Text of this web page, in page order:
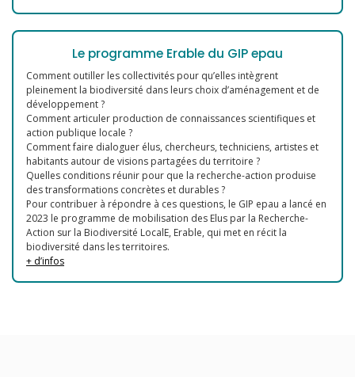
Le programme Erable du GIP epau
Comment outiller les collectivités pour qu’elles intègrent
pleinement la biodiversité dans leurs choix d’aménagement et de
développement ?
Comment articuler production de connaissances scientifiques et
action publique locale ?
Comment faire dialoguer élus, chercheurs, techniciens, artistes et
habitants autour de visions partagées du territoire ?
Quelles conditions réunir pour que la recherche-action produise
des transformations concrètes et durables ?
Pour contribuer à répondre à ces questions, le GIP epau a lancé en
2023 le programme de mobilisation des Elus par la Recherche-
Action sur la Biodiversité LocalE, Erable, qui met en récit la
biodiversité dans les territoires.
+ d’infos